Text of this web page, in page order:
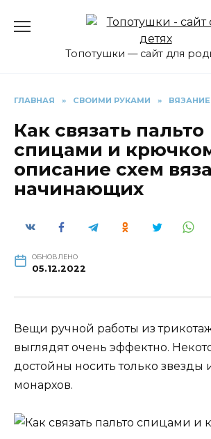
Топотушки — сайт для
ГЛАВНАЯ » СВОИМИ РУКАМИ » ВЯЗАНИЕ
Как связать пальто
спицами и
описание схем
начинающих
ОБНОВЛЕНО
05.12.2022
Вещи ручной работы из
выглядят очень эффектно.
достойны носить только звезды
монархов.